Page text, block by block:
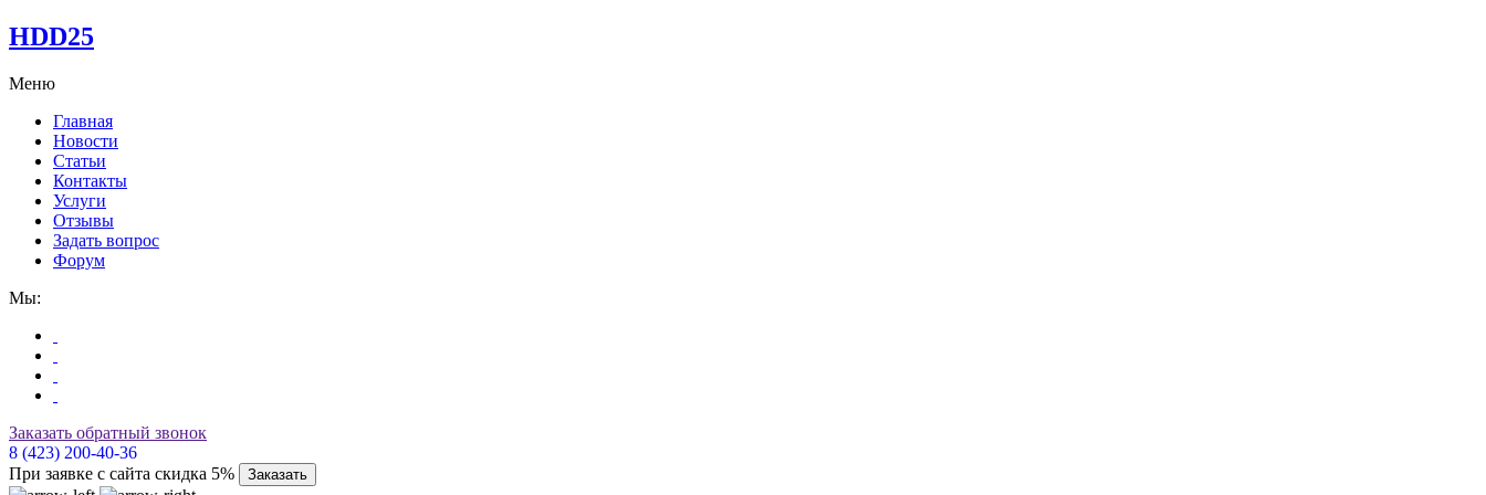
HDD25
Меню
Главная
Новости
Статьи
Контакты
Услуги
Отзывы
Задать вопрос
Форум
Мы:
Заказать обратный звонок
8 (423) 200-40-36
При заявке с сайта скидка 5%
Заказать